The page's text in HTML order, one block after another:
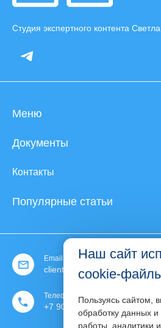
Студия экспертного контента
Меню
Документы
Контакты
Популярные статьи
Email:
client@expert-content.ru
Телефон:
+7 903 130 30 76
Наш сайт
cookie-
Пользуясь сайтом,
обработку данных
работы, аналитики